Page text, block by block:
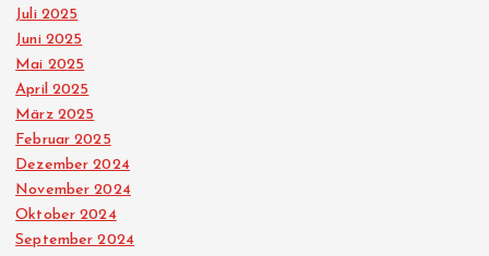
Juli 2025
Juni 2025
Mai 2025
April 2025
März 2025
Februar 2025
Dezember 2024
November 2024
Oktober 2024
September 2024